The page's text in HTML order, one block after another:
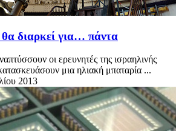
διαρκεί για… πάντα
οι ερευνητές της ισραηλινής
μια ηλιακή μπαταρία ...
2013